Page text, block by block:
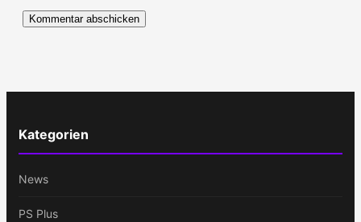
Kategorien
News
PS Plus